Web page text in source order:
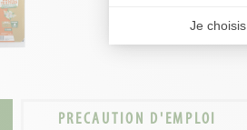
Je choisis
PRECAUTION D'EMPLOI